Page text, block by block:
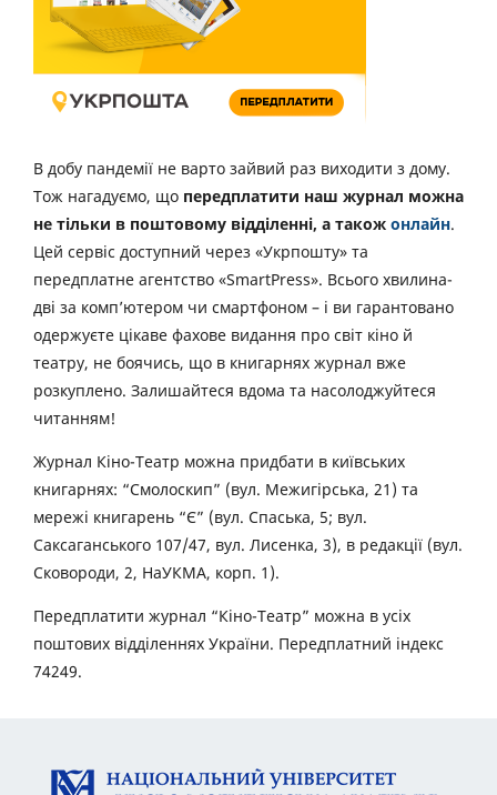
В добу пандемії не варто зайвий раз виходити з дому.
Тож нагадуємо, що передплатити наш журнал можна
не тільки в поштовому відділенні, а також онлайн.
Цей сервіс доступний через «Укрпошту» та
передплатне агентство «SmartPress». Всього хвилина-
дві за комп’ютером чи смартфоном – і ви гарантовано
одержуєте цікаве фахове видання про світ кіно й
театру, не боячись, що в книгарнях журнал вже
розкуплено. Залишайтеся вдома та насолоджуйтеся
читанням!
Журнал Кіно-Театр можна придбати в київських
книгарнях: “Смолоскип” (вул. Межигірська, 21) та
мережі книгарень “Є” (вул. Спаська, 5; вул.
Саксаганського 107/47, вул. Лисенка, 3), в редакції (вул.
Сковороди, 2, НаУКМА, корп. 1).
Передплатити журнал “Кіно-Театр” можна в усіх
поштових відділеннях України. Передплатний індекс
74249.